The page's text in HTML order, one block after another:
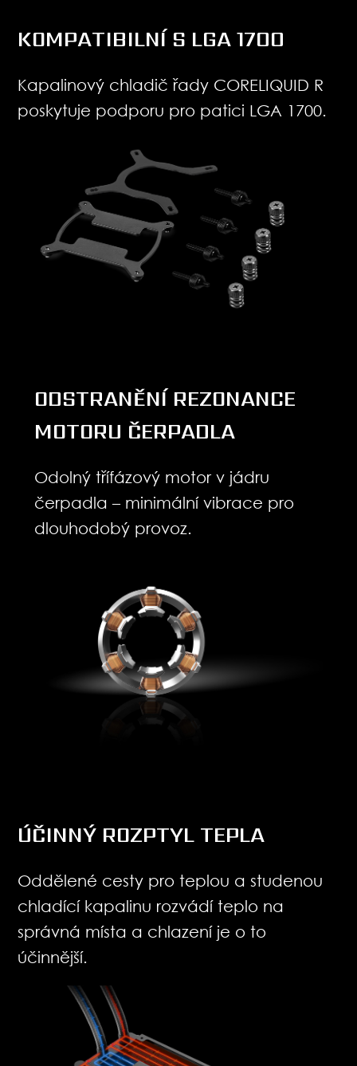
KOMPATIBILNÍ S LGA 1700
Kapalinový chladič řady CORELIQUID R
poskytuje podporu pro patici LGA 1700.
ODSTRANĚNÍ REZONANCE
MOTORU ČERPADLA
Odolný třífázový motor v jádru
čerpadla – minimální vibrace pro
dlouhodobý provoz.
ÚČINNÝ ROZPTYL TEPLA
Oddělené cesty pro teplou a studenou
chladící kapalinu rozvádí teplo na
správná místa a chlazení je o to
účinnější.